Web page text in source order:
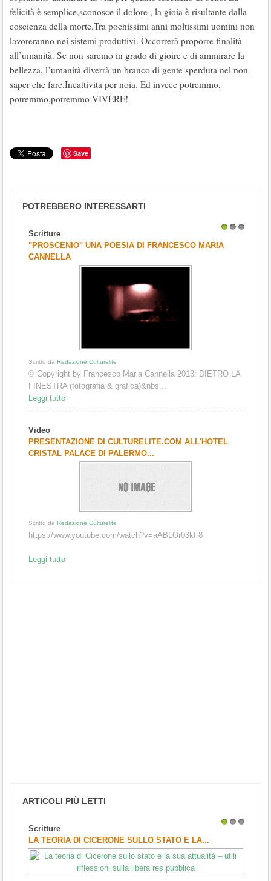
felicità è semplice,sconosce il dolore , la gioia è risultante dalla
coscienza della morte.Tra pochissimi anni moltissimi uomini non
lavoreranno nei sistemi produttivi. Occorrerà proporre finalità
all’umanità. Se non saremo in grado di gioire e di ammirare la
bellezza, l’umanità diverrà un branco di gente sperduta nel non
saper che fare.Incattivita per noia. Ed invece potremmo,
potremmo,potremmo VIVERE!
Save
POTREBBERO INTERESSARTI
Scritture
"PROSCENIO" UNA POESIA DI FRANCESCO MARIA
CANNELLA
Scritto da Redazione Culturelite
© Copyright by Francesco Maria Cannella 2013: DIETRO LA
FINESTRA (fotografia & grafica)&nbs...
Leggi tutto
Video
PRESENTAZIONE DI CULTURELITE.COM ALL'HOTEL
CRISTAL PALACE DI PALERMO...
Scritto da Redazione Culturelite
https://www.youtube.com/watch?v=aABLOr03kF8
Leggi tutto
ARTICOLI PIÙ LETTI
Scritture
LA TEORIA DI CICERONE SULLO STATO E LA...